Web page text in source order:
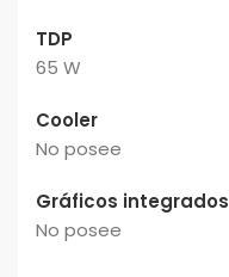
TDP
65 W
Cooler
No posee
Gráficos integrados
No posee